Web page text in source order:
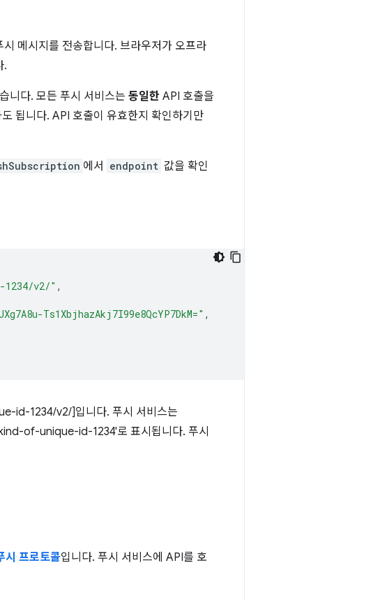
메시지를 전송합니다. 브라우저가 오프라
.
니다. 모든 푸시 서비스는 동일한 API 호출을
됩니다. API 호출이 유효한지 확인하기만
에서 endpoint 값을 확인
1234/v2/" ,
Ts1XbjhazAkj7I99e8QcYP7DkM=" ,
1234/v2/]입니다. 푸시 서비스는
of-unique-id-1234'로 표시됩니다. 푸시
시 프로토콜입니다. 푸시 서비스에 API를 호